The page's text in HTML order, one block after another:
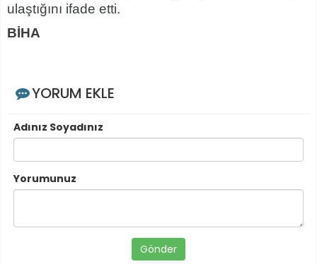
ulaştığını ifade etti.
BİHA
YORUM EKLE
Adınız Soyadınız
Yorumunuz
Gönder